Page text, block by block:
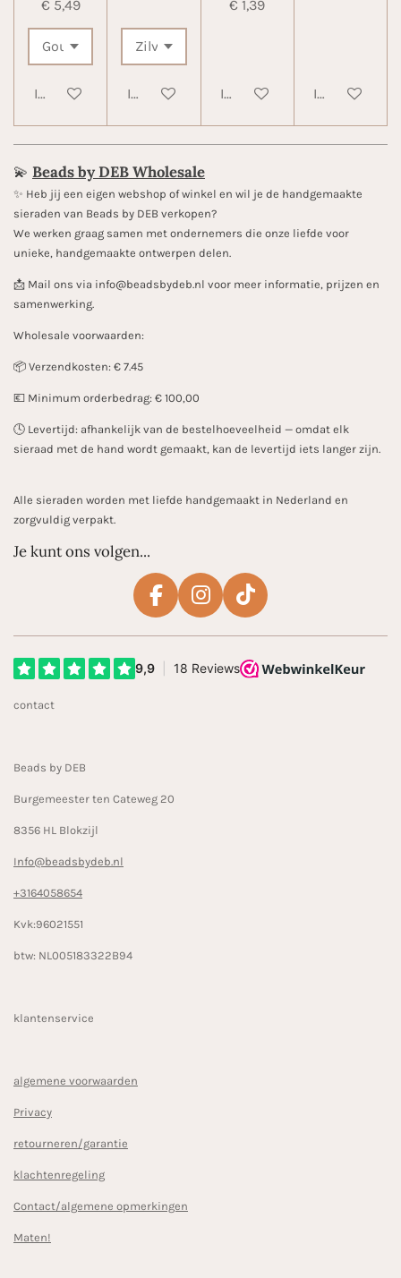
€ 5,49
In winkelwagenIn winkelwagen
€ 1,39
In winkelwagen
In
💫 Beads by DEB Wholesale
✨️ Heb jij een eigen webshop of winkel en wil je de handgemaakte
sieraden van Beads by DEB verkopen?
We werken graag samen met ondernemers die onze liefde voor
unieke, handgemaakte ontwerpen delen.
📩 Mail ons via info@beadsbydeb.nl voor meer informatie, prijzen en
samenwerking.
Wholesale voorwaarden:
📦 Verzendkosten: € 7.45
💶 Minimum orderbedrag: € 100,00
🕓 Levertijd: afhankelijk van de bestelhoeveelheid — omdat elk
sieraad met de hand wordt gemaakt, kan de levertijd iets langer zijn.
Alle sieraden worden met liefde handgemaakt in Nederland en
zorgvuldig verpakt.
Je kunt ons volgen...
F
e
I
t
T
T
contact
Beads by DEB
Burgemeester ten Cateweg 20
8356 HL Blokzijl
Info@beadsbydeb.nl
+3164058654
Kvk:96021551
btw: NL005183322B94
klantenservice
algemene voorwaarden
Privacy
retourneren/garantie
klachtenregeling
Contact/algemene opmerkingen
Maten!